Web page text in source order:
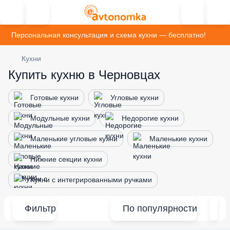
Персональная консультация и схема кухни — бесплатно!
Кухни
Купить кухню в Черновцах
Готовые кухни Угловые кухни
Модульные кухни Недорогие кухни
Маленькие угловые кухни Маленькие кухни
Нижние секции кухни
Кухни с интегрированными ручками
Фильтр По популярности